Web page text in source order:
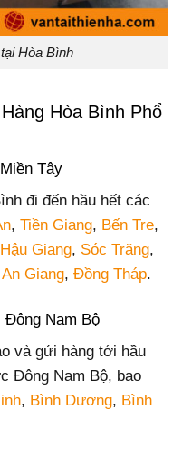
Hòa Bình
Hòa Bình Phổ
Tây
đi đến hầu hết các
, Tiền Giang, Bến Tre,
Hậu Giang, Sóc Trăng,
An Giang, Đồng Tháp.
Đông Nam Bộ
và gửi hàng tới hầu
Đông Nam Bộ, bao
, Bình Dương, Bình